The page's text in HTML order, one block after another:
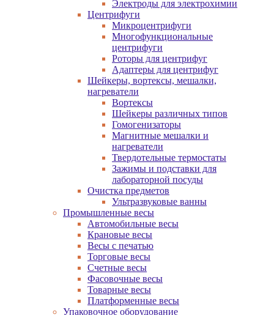
Электроды для электрохимии
Центрифуги
Микроцентрифуги
Многофункциональные
центрифуги
Роторы для центрифуг
Адаптеры для центрифуг
Шейкеры, вортексы, мешалки,
нагреватели
Вортексы
Шейкеры различных типов
Гомогенизаторы
Магнитные мешалки и
нагреватели
Твердотельные термостаты
Зажимы и подставки для
лабораторной посуды
Очистка предметов
Ультразвуковые ванны
Промышленные весы
Автомобильные весы
Крановые весы
Весы с печатью
Торговые весы
Счетные весы
Фасовочные весы
Товарные весы
Платформенные весы
Упаковочное оборудование